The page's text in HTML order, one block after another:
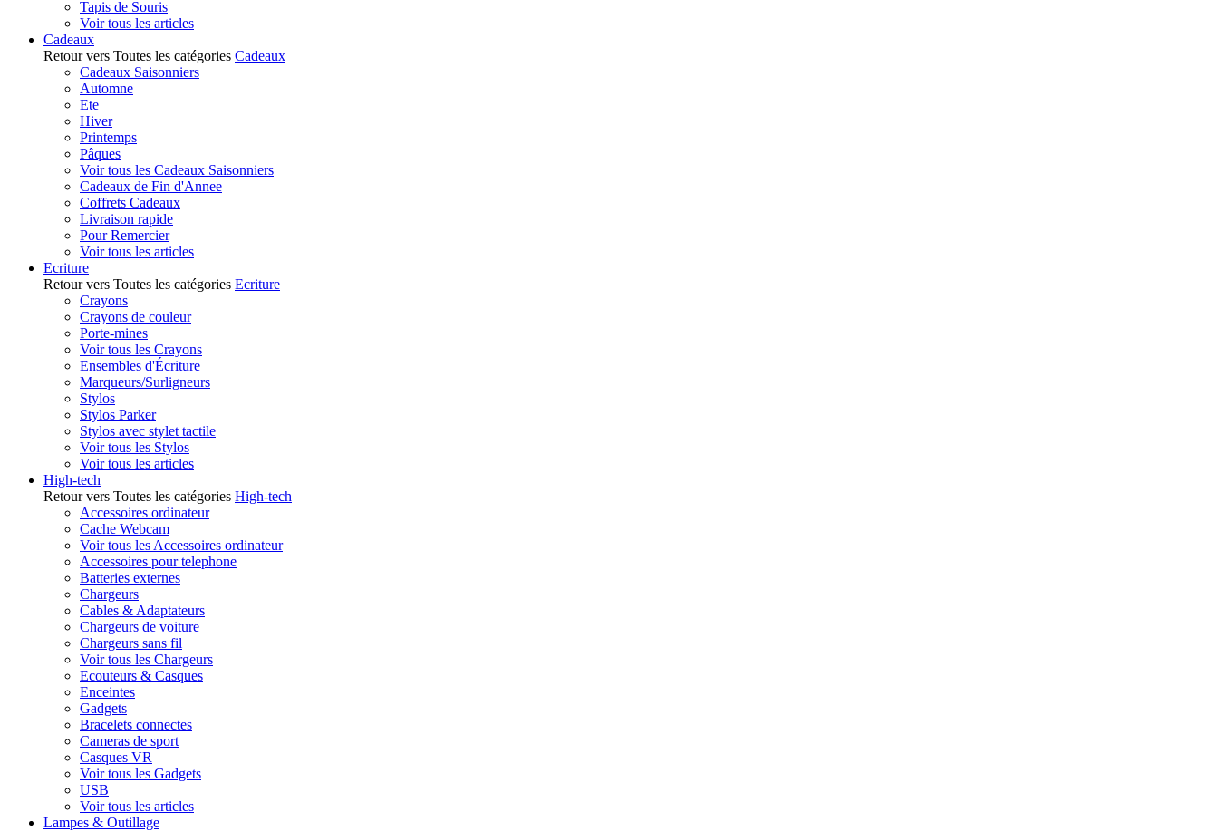
Tapis de Souris
Voir tous les articles
Cadeaux
Retour vers Toutes les catégories Cadeaux
Cadeaux Saisonniers
Automne
Ete
Hiver
Printemps
Pâques
Voir tous les Cadeaux Saisonniers
Cadeaux de Fin d'Annee
Coffrets Cadeaux
Livraison rapide
Pour Remercier
Voir tous les articles
Ecriture
Retour vers Toutes les catégories Ecriture
Crayons
Crayons de couleur
Porte-mines
Voir tous les Crayons
Ensembles d'Écriture
Marqueurs/Surligneurs
Stylos
Stylos Parker
Stylos avec stylet tactile
Voir tous les Stylos
Voir tous les articles
High-tech
Retour vers Toutes les catégories High-tech
Accessoires ordinateur
Cache Webcam
Voir tous les Accessoires ordinateur
Accessoires pour telephone
Batteries externes
Chargeurs
Cables & Adaptateurs
Chargeurs de voiture
Chargeurs sans fil
Voir tous les Chargeurs
Ecouteurs & Casques
Enceintes
Gadgets
Bracelets connectes
Cameras de sport
Casques VR
Voir tous les Gadgets
USB
Voir tous les articles
Lampes & Outillage